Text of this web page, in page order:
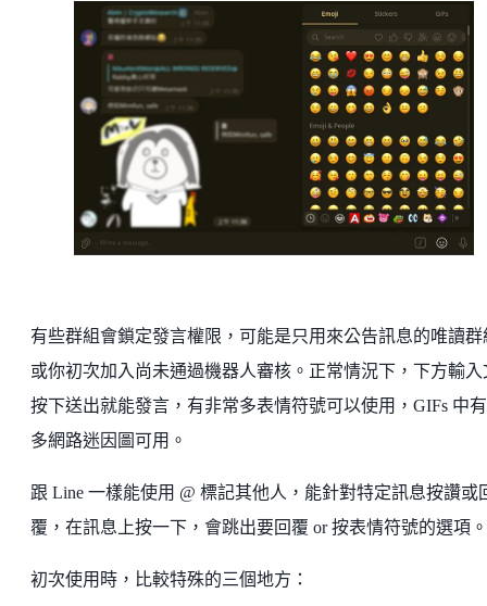
有些群組會鎖定發言權限，可能是只用來公告訊息的唯讀群
或你初次加入尚未通過機器人審核。正常情況下，下方輸入
按下送出就能發言，有非常多表情符號可以使用，GIFs 中
多網路迷因圖可用。
跟 Line 一樣能使用 @ 標記其他人，能針對特定訊息按讚或
覆，在訊息上按一下，會跳出要回覆 or 按表情符號的選項。
初次使用時，比較特殊的三個地方：